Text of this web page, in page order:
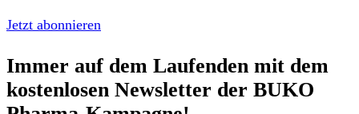
Jetzt abonnieren
Immer auf dem Laufenden mit dem
kostenlosen Newsletter der BUKO